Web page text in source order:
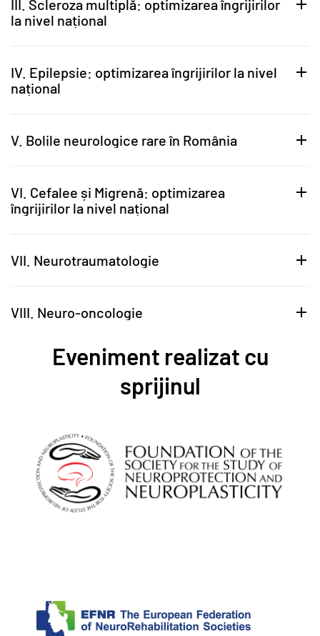
III. Scleroza multiplă: optimizarea îngrijirilor
la nivel național
IV. Epilepsie: optimizarea îngrijirilor la nivel
național
V. Bolile neurologice rare în România
VI. Cefalee și Migrenă: optimizarea
îngrijirilor la nivel național
VII. Neurotraumatologie
VIII. Neuro-oncologie
Eveniment realizat cu
sprijinul